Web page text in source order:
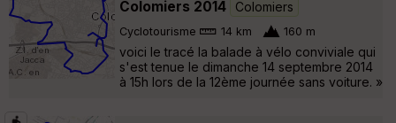
Colomiers 2014
Colomiers
Cyclotourisme 14 km 160 m
voici le tracé la balade à vélo conviviale qui
s'est tenue le dimanche 14 septembre 2014
à 15h lors de la 12ème journée sans voiture. »